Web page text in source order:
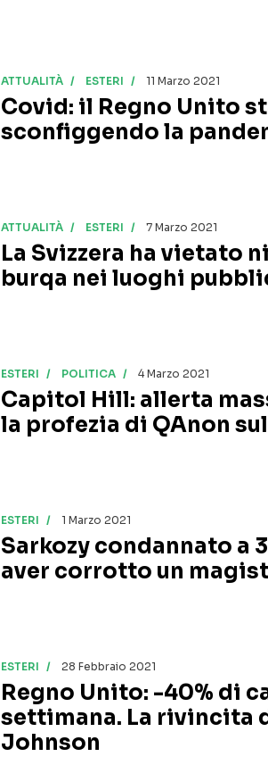
ATTUALITÀ ESTERI 11 Marzo 2021
Covid: il Regno Unito
sconfiggendo la
ATTUALITÀ ESTERI 7 Marzo 2021
La Svizzera ha vietato
burqa nei luoghi
ESTERI POLITICA 4 Marzo 2021
Capitol Hill: allerta
la profezia di QAnon
ESTERI 1 Marzo 2021
Sarkozy condannato a
aver corrotto un
ESTERI 28 Febbraio 2021
Regno Unito: -40% di
settimana. La rivincita
Johnson